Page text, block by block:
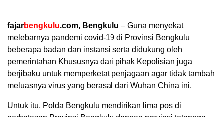
fajarbengkulu.com, Bengkulu – Guna menyekat
melebarnya pandemi covid-19 di Provinsi Bengkulu
beberapa badan dan instansi serta didukung oleh
pemerintahan Khususnya dari pihak Kepolisian juga
berjibaku untuk memperketat penjagaan agar tidak tambah
meluasnya virus yang berasal dari Wuhan China ini.
Untuk itu, Polda Bengkulu mendirikan lima pos di